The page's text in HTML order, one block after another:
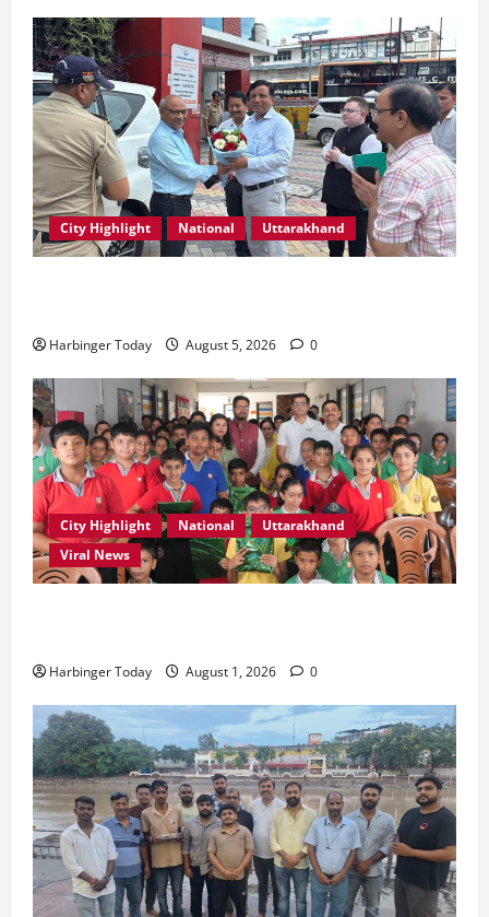
City Highlight National Uttarakhand
Harbinger Today August 5, 2026 0
City Highlight National
Uttarakhand
Viral News
Harbinger Today August 1, 2026 0